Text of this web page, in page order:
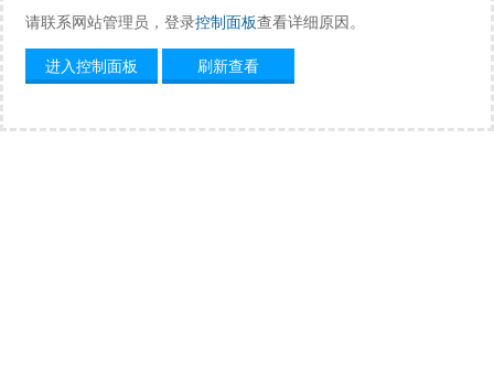
请联系网站管理员，登录控制面板查看详细原因。
进入控制面板
刷新查看